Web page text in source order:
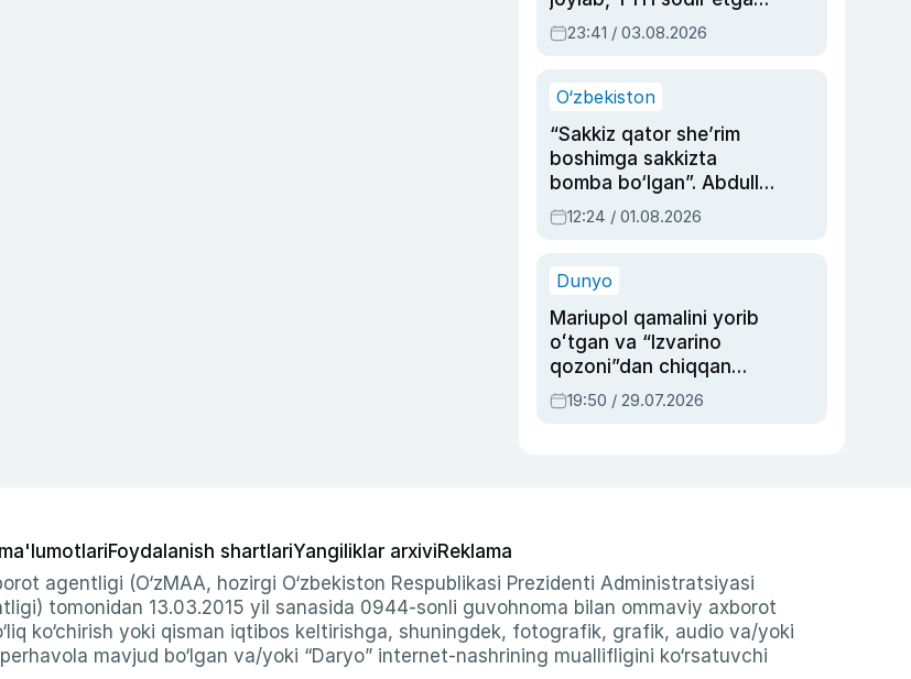
ayolga sud hukmi o‘qildi
23:41 / 03.08.2026
O‘zbekiston
“Sakkiz qator she’rim
boshimga sakkizta
bomba bo‘lgan”. Abdulla
Oripovni siyosiy
ayblovlardan asrab
12:24 / 01.08.2026
Dunyo
Mariupol qamalini yorib
oʻtgan va “Izvarino
qozoni”dan chiqqan
qahramon — Ukraina
armiyasi bosh
19:50 / 29.07.2026
Foydalanish shartlariYangiliklar arxiviReklama
agentligi (O‘zMAA, hozirgi O‘zbekiston Respublikasi Prezidenti Administratsiyasi
tomonidan 13.03.2015 yil sanasida 0944-sonli guvohnoma bilan ommaviy axborot
ko‘chirish yoki qisman iqtibos keltirishga, shuningdek, fotografik, grafik, audio va/yoki
mavjud bo‘lgan va/yoki “Daryo” internet-nashrining muallifligini ko‘rsatuvchi